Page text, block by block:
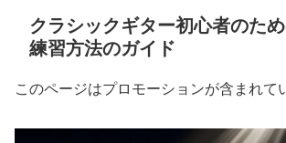
クラシックギター初心者のた
練習方法のガイド
このページはプロモーションが含まれて